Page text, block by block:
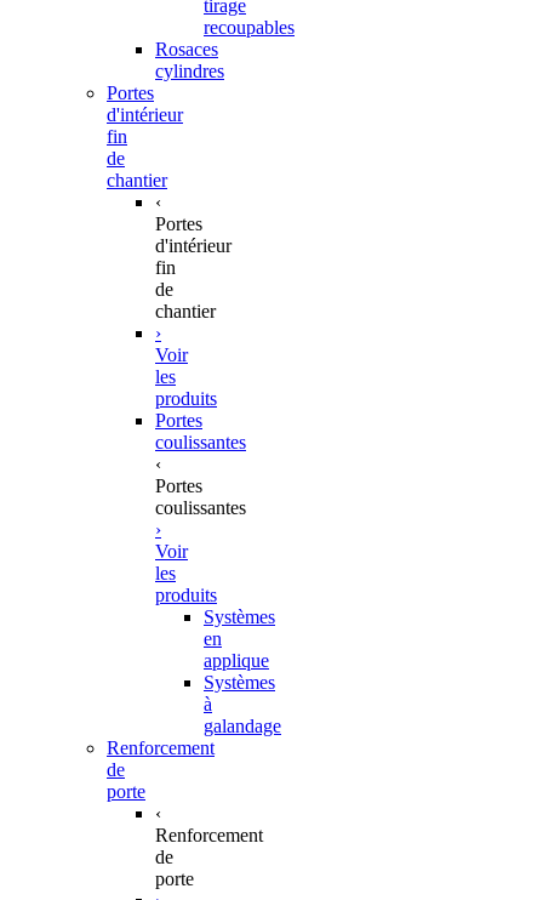
tirage
recoupables
Rosaces
cylindres
Portes
d'intérieur
fin
de
chantier
‹
Portes
d'intérieur
fin
de
chantier
›
Voir
les
produits
Portes
coulissantes
‹
Portes
coulissantes
›
Voir
les
produits
Systèmes
en
applique
Systèmes
à
galandage
Renforcement
de
porte
‹
Renforcement
de
porte